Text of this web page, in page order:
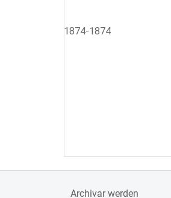
1874-1874
Archivar werden